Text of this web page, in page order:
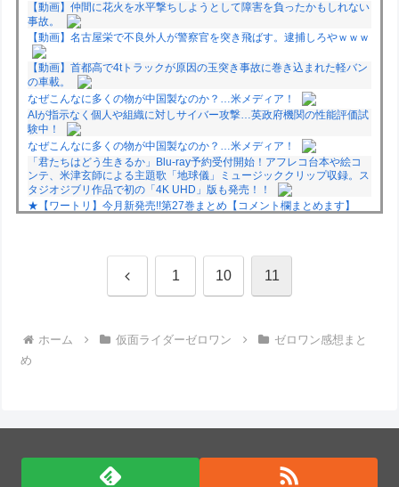
【動画】仲間に花火を水平撃ちしようとして障害を負ったかもしれない
事故。
【動画】名古屋栄で不良外人が警察官を突き飛ばす。逮捕しろやｗｗｗ
【動画】首都高で4tトラックが原因の玉突き事故に巻き込まれた軽バン
の車載。
なぜこんなに多くの物が中国製なのか？…米メディア！
AIが指示なく個人や組織に対しサイバー攻撃…英政府機関の性能評価試
験中！
なぜこんなに多くの物が中国製なのか？…米メディア！
「君たちはどう生きるか」Blu-ray予約受付開始！アフレコ台本や絵コ
ンテ、米津玄師による主題歌「地球儀」ミュージッククリップ収録。ス
タジオジブリ作品で初の「4K UHD」版も発売！！
★【ワートリ】今月新発売!!第27巻まとめ【コメント欄まとめます】
Powered by livedoor 相互RSS
前 1 10 11
ホーム 仮面ライダーゼロワン
ゼロワン感想まと
め